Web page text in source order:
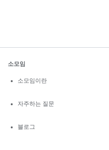
소모임
소모임이란
자주하는 질문
블로그